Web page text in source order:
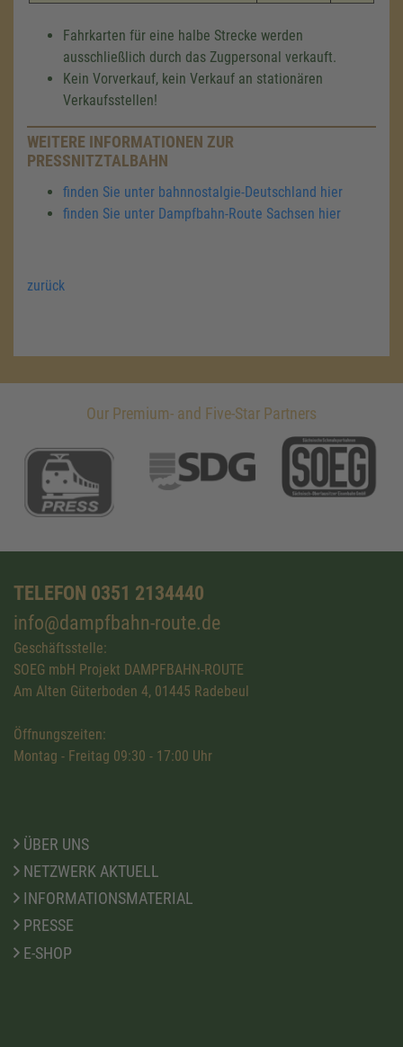
Fahrkarten für eine halbe Strecke werden
ausschließlich durch das Zugpersonal verkauft.
Kein Vorverkauf, kein Verkauf an stationären
Verkaufsstellen!
WEITERE INFORMATIONEN ZUR
PRESSNITZTALBAHN
finden Sie unter bahnnostalgie-Deutschland hier
finden Sie unter Dampfbahn-Route Sachsen hier
zurück
Our Premium- and Five-Star Partners
TELEFON 0351 2134440
info@dampfbahn-route.de
Geschäftsstelle:
SOEG mbH Projekt DAMPFBAHN-ROUTE
Am Alten Güterboden 4, 01445 Radebeul
Öffnungszeiten:
Montag - Freitag 09:30 - 17:00 Uhr
ÜBER UNS
NETZWERK AKTUELL
INFORMATIONSMATERIAL
PRESSE
E-SHOP